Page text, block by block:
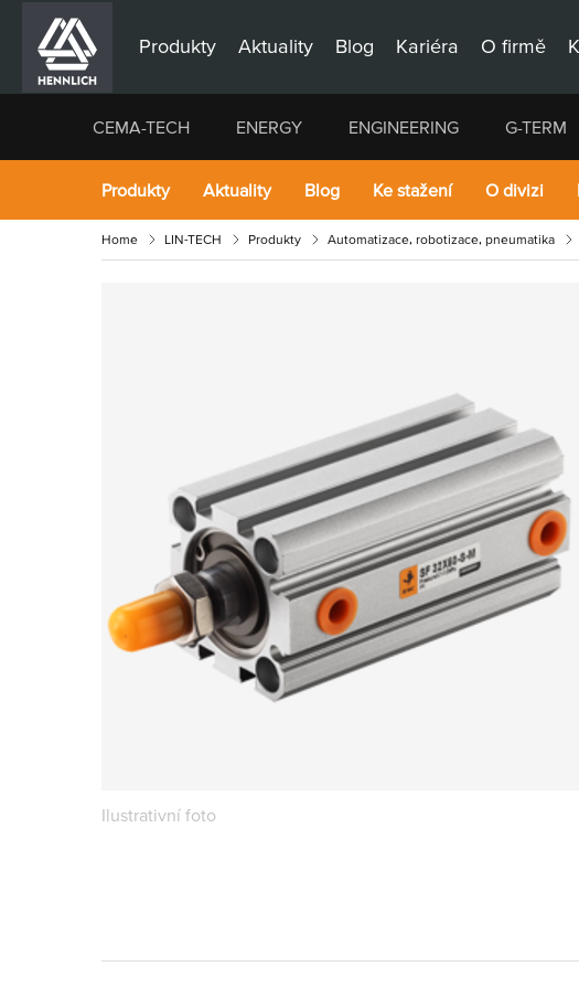
Produkty Aktuality Blog Kariéra O firmě
CEMA-TECH ENERGY ENGINEERING G-TERM
Produkty Aktuality Blog Ke stažení O divizi
Home LIN-TECH Produkty Automatizace, robotizace, pneumatika
Ilustrativní foto